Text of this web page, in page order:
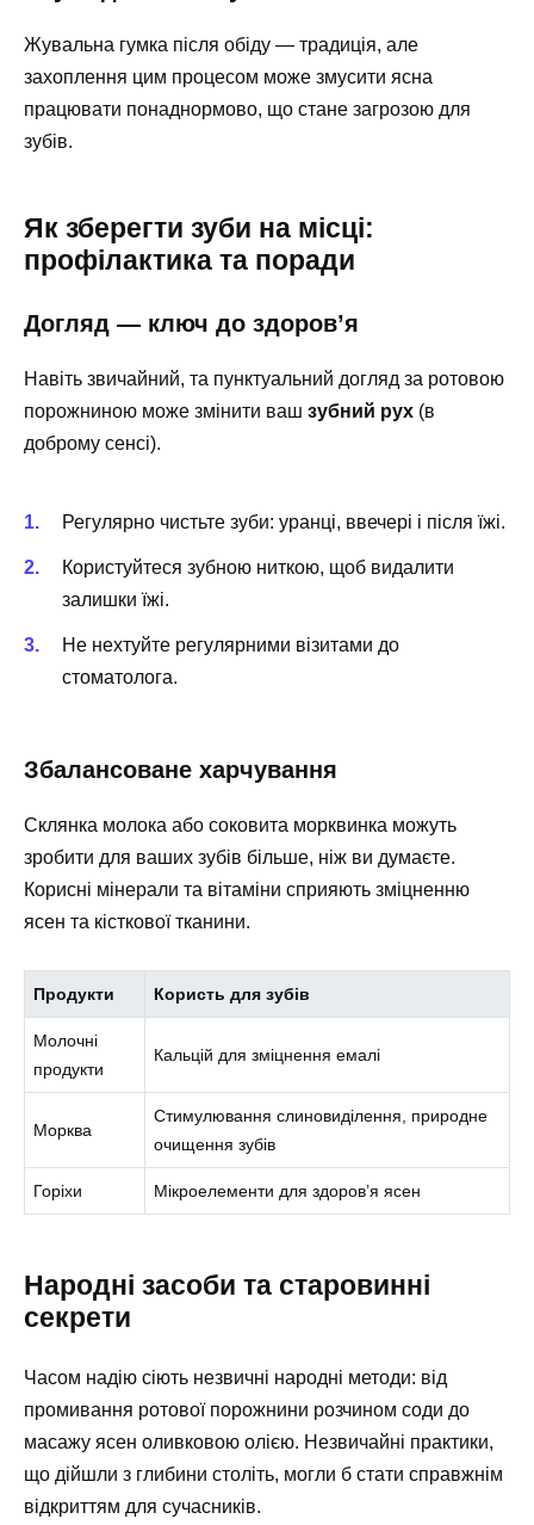
Жувальна гумка після обіду — традиція, але
захоплення цим процесом може змусити ясна
працювати понаднормово, що стане загрозою для
зубів.
Як зберегти зуби на місці:
профілактика та поради
Догляд — ключ до здоров’я
Навіть звичайний, та пунктуальний догляд за ротовою
порожниною може змінити ваш зубний рух (в
доброму сенсі).
Регулярно чистьте зуби: уранці, ввечері і після їжі.
Користуйтеся зубною ниткою, щоб видалити
залишки їжі.
Не нехтуйте регулярними візитами до
стоматолога.
Збалансоване харчування
Склянка молока або соковита морквинка можуть
зробити для ваших зубів більше, ніж ви думаєте.
Корисні мінерали та вітаміни сприяють зміцненню
ясен та кісткової тканини.
Продукти Користь для зубів
Молочні
продукти
Кальцій для зміцнення емалі
Морква
Стимулювання слиновиділення, природне
очищення зубів
Горіхи Мікроелементи для здоров’я ясен
Народні засоби та старовинні
секрети
Часом надію сіють незвичні народні методи: від
промивання ротової порожнини розчином соди до
масажу ясен оливковою олією. Незвичайні практики,
що дійшли з глибини століть, могли б стати справжнім
відкриттям для сучасників.